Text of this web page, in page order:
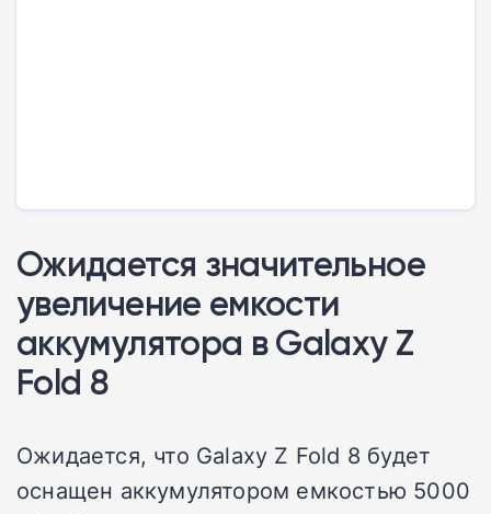
Ожидается значительное
увеличение емкости
аккумулятора в Galaxy Z
Fold 8
Ожидается, что Galaxy Z Fold 8 будет
оснащен аккумулятором емкостью 5000